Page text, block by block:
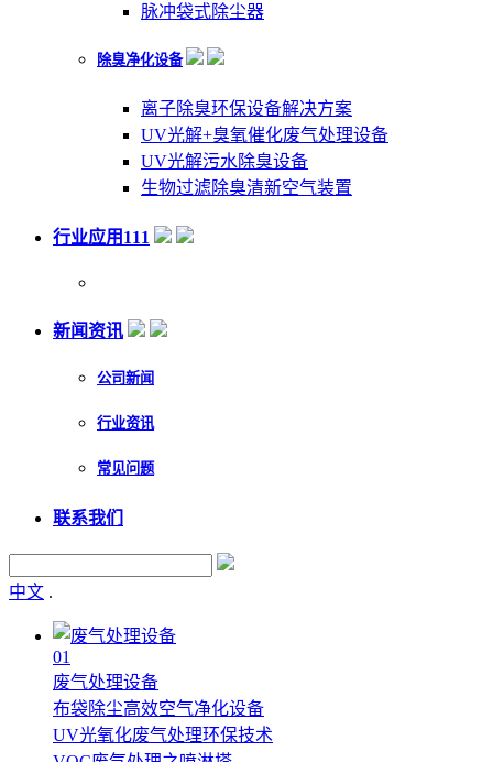
脉冲袋式除尘器
除臭净化设备
离子除臭环保设备解决方案
UV光解+臭氧催化废气处理设备
UV光解污水除臭设备
生物过滤除臭清新空气装置
行业应用111
新闻资讯
公司新闻
行业资讯
常见问题
联系我们
中文 .
01
废气处理设备
布袋除尘高效空气净化设备
UV光氧化废气处理环保技术